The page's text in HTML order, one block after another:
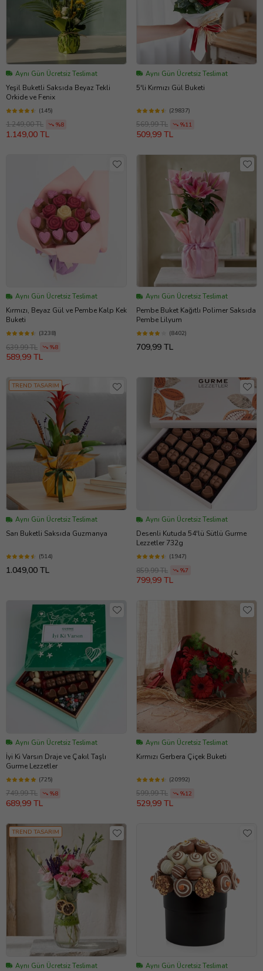
Aynı Gün Ücretsiz Teslimat
Yeşil Buketli Saksıda Beyaz Tekli
Orkide ve Fenix
(145)
1.249,00 TL %8
1.149,00 TL
Aynı Gün Ücretsiz Teslimat
5'li Kırmızı Gül Buketi
(29837)
569,99 TL %11
509,99 TL
Aynı Gün Ücretsiz Teslimat
Kırmızı, Beyaz Gül ve Pembe Kalp Kek
Buketi
(3238)
639,99 TL %8
589,99 TL
Aynı Gün Ücretsiz Teslimat
Pembe Buket Kağıtlı Polimer Saksıda
Pembe Lilyum
(8402)
709,99 TL
TREND TASARIM
Aynı Gün Ücretsiz Teslimat
Sarı Buketli Saksıda Guzmanya
(514)
1.049,00 TL
Aynı Gün Ücretsiz Teslimat
Desenli Kutuda 54'lü Sütlü Gurme
Lezzetler 732g
(1947)
859,99 TL %7
799,99 TL
Aynı Gün Ücretsiz Teslimat
İyi Ki Varsın Draje ve Çakıl Taşlı
Gurme Lezzetler
(725)
749,99 TL %8
689,99 TL
Aynı Gün Ücretsiz Teslimat
Kırmızı Gerbera Çiçek Buketi
(20992)
599,99 TL %12
529,99 TL
TREND TASARIM
Aynı Gün Ücretsiz Teslimat Aynı Gün Ücretsiz Teslimat